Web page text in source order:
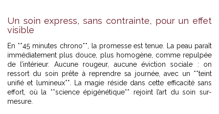
Un soin express, sans contrainte, pour un effet
visible
En **45 minutes chrono**, la promesse est tenue. La peau paraît
immédiatement plus douce, plus homogène, comme repulpée
de l’intérieur. Aucune rougeur, aucune éviction sociale : on
ressort du soin prête à reprendre sa journée, avec un **teint
unifié et lumineux**. La magie réside dans cette efficacité sans
effort, où la **science épigénétique** rejoint l’art du soin sur-
mesure.